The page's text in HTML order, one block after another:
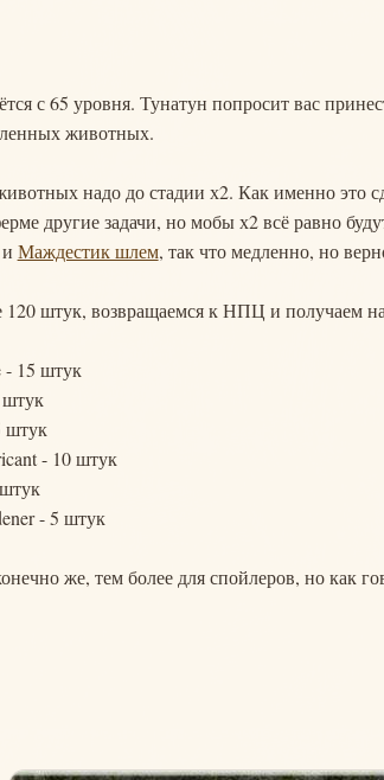
с 65 уровня. Тунатун попросит вас
животных.
надо до стадии х2. Как именно это
другие задачи, но мобы х2 всё равно
и Маждестик шлем, так что медленно, но
120 штук, возвращаемся к НПЦ и получаем
- 15 штук
штук
- 10 штук
- 5 штук
же, тем более для спойлеров, но как